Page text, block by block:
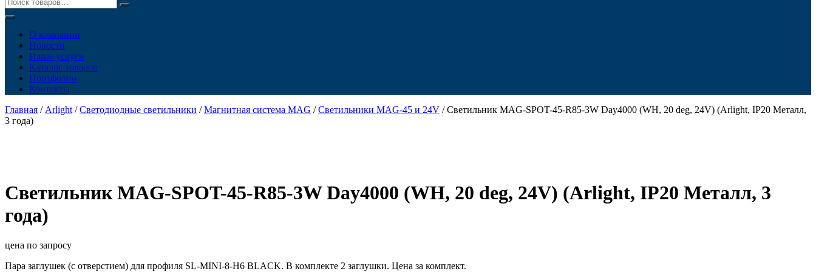
О компании
Новости
Наши услуги
Каталог товаров
Портфолио
Контакты
Главная / Arlight /Светодиодные светильники /Магнитная система MAG /Светильники MAG-45 и 24V / Светильник MAG-SPOT-45-R85-3W Day4000 (WH, 20 deg, 24V) (Arlight, IP20 Металл,
3 года)
Светильник MAG-SPOT-45-R85-3W Day4000 (WH, 20 deg, 24V) (Arlight, IP20 Металл, 3
года)
цена по запросу
Пара заглушек (с отверстием) для профиля SL-MINI-8-H6 BLACK. В комплекте 2 заглушки. Цена за комплект.